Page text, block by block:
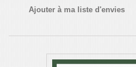
Ajouter à ma liste d'envies